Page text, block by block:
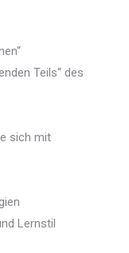
Teils“ des
sich mit
Lernstil